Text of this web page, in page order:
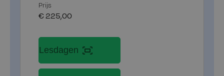
Prijs
€ 225,00
Lesdagen